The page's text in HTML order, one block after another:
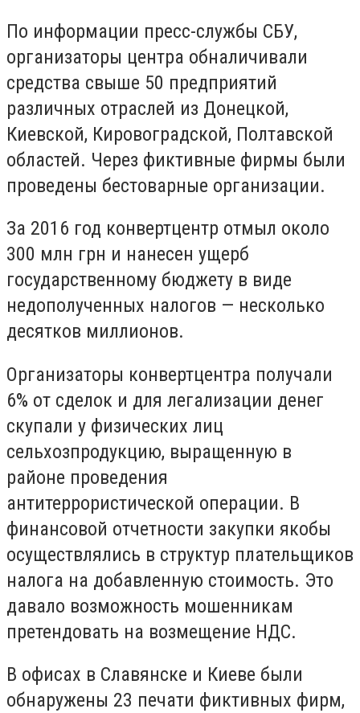
По информации пресс-службы СБУ,
организаторы центра обналичивали
средства свыше 50 предприятий
различных отраслей из Донецкой,
Киевской, Кировоградской, Полтавской
областей. Через фиктивные фирмы были
проведены бестоварные организации.
За 2016 год конвертцентр отмыл около
300 млн грн и нанесен ущерб
государственному бюджету в виде
недополученных налогов — несколько
десятков миллионов.
Организаторы конвертцентра получали
6% от сделок и для легализации денег
скупали у физических лиц
сельхозпродукцию, выращенную в
районе проведения
антитеррористической операции. В
финансовой отчетности закупки якобы
осуществлялись в структур плательщиков
налога на добавленную стоимость. Это
давало возможность мошенникам
претендовать на возмещение НДС.
В офисах в Славянске и Киеве были
обнаружены 23 печати фиктивных фирм,